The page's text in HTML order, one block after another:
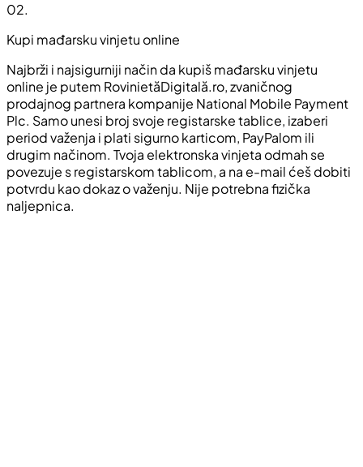
02.
Kupi mađarsku vinjetu online
Najbrži i najsigurniji način da kupiš mađarsku vinjetu
online je putem RovinietăDigitală.ro, zvaničnog
prodajnog partnera kompanije National Mobile Payment
Plc. Samo unesi broj svoje registarske tablice, izaberi
period važenja i plati sigurno karticom, PayPalom ili
drugim načinom. Tvoja elektronska vinjeta odmah se
povezuje s registarskom tablicom, a na e-mail ćeš dobiti
potvrdu kao dokaz o važenju. Nije potrebna fizička
naljepnica.